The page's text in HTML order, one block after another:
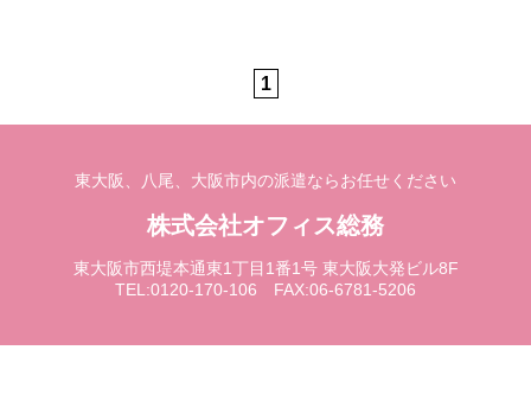
1
東大阪、八尾、大阪市内の派遣ならお任せください
株式会社オフィス総務
東大阪市西堤本通東1丁目1番1号 東大阪大発ビル8F
TEL:0120-170-106 FAX:06-6781-5206